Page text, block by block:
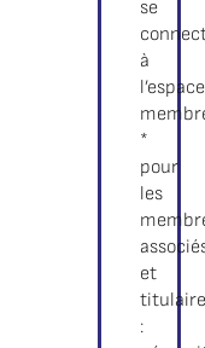
se
à
l’espace
*
pour
les
et
: